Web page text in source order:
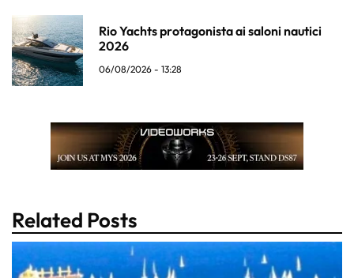
Rio Yachts protagonista ai saloni nautici
2026
06/08/2026 - 13:28
Related Posts